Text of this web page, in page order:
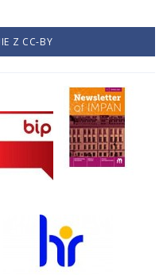
Z CC-BY